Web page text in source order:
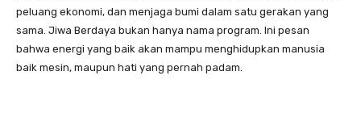
peluang ekonomi, dan menjaga bumi dalam satu gerakan yang
sama. Jiwa Berdaya bukan hanya nama program. Ini pesan
bahwa energi yang baik akan mampu menghidupkan manusia
baik mesin, maupun hati yang pernah padam.